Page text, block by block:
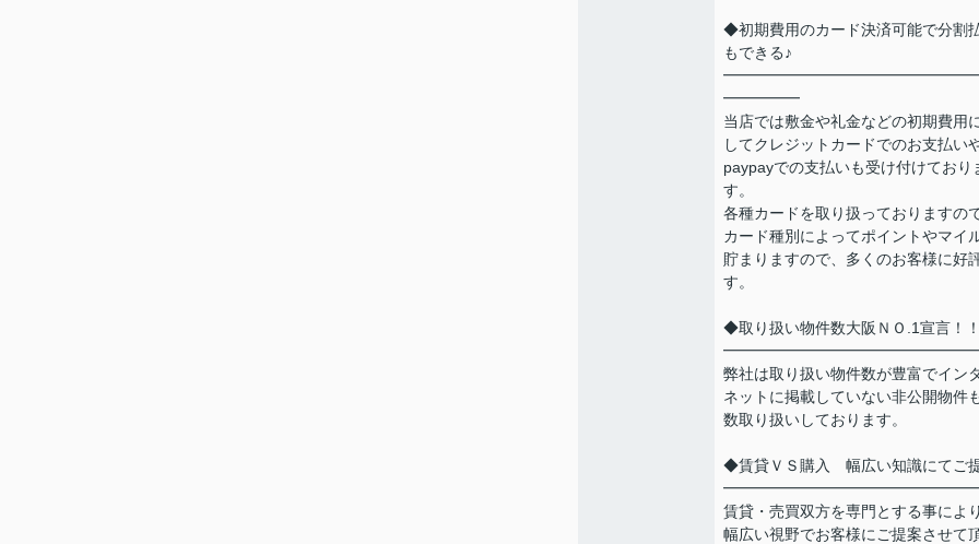
◆初期費用のカード決済可能で分割
もできる♪
━━━━━
当店では敷金や礼金などの初期費用
してクレジットカードでのお支払い
paypayでの支払いも受け付けており
す。
各種カードを取り扱っておりますの
カード種別によってポイントやマイ
貯まりますので、多くのお客様に好
す。
◆取り扱い物件数大阪ＮＯ.1宣言！
弊社は取り扱い物件数が豊富でイン
ネットに掲載していない非公開物件
数取り扱いしております。
◆賃貸ＶＳ購入 幅広い知識にてご
賃貸・売買双方を専門とする事によ
幅広い視野でお客様にご提案させて